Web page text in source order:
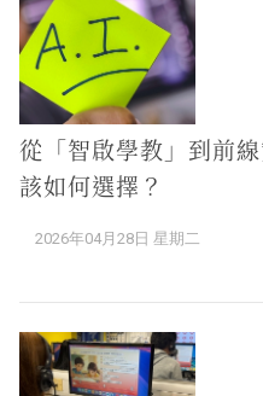
從「智啟學教」到前
該如何選擇？
2026年04月28日 星期二